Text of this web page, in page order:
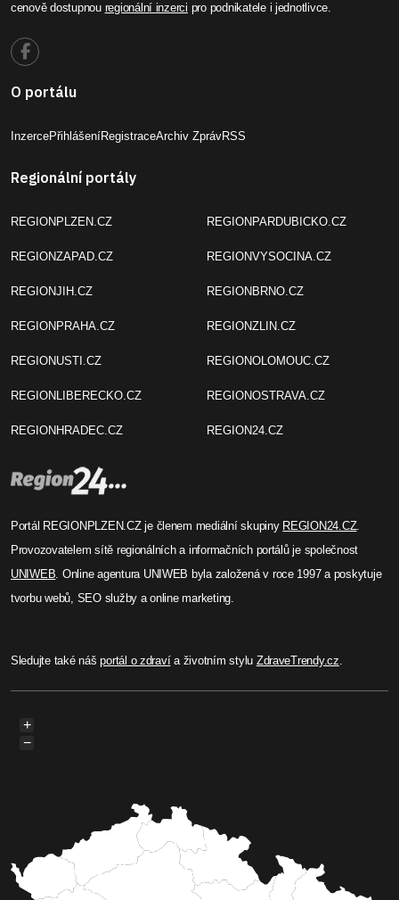
cenově dostupnou regionální inzerci pro podnikatele i jednotlivce.
O portálu
InzercePřihlášeníRegistraceArchiv ZprávRSS
Regionální portály
REGIONPLZEN.CZ
REGIONZAPAD.CZ
REGIONJIH.CZ
REGIONPRAHA.CZ
REGIONUSTI.CZ
REGIONLIBERECKO.CZ
REGIONHRADEC.CZ
REGIONPARDUBICKO.CZ
REGIONVYSOCINA.CZ
REGIONBRNO.CZ
REGIONZLIN.CZ
REGIONOLOMOUC.CZ
REGIONOSTRAVA.CZ
REGION24.CZ
Portál REGIONPLZEN.CZ je členem mediální skupiny REGION24.CZ.
Provozovatelem sítě regionálních a informačních portálů je společnost
UNIWEB. Online agentura UNIWEB byla založená v roce 1997 a poskytuje
tvorbu webů, SEO služby a online marketing.
Sledujte také nášportál o zdravía životním stylu ZdraveTrendy.cz.
+
−